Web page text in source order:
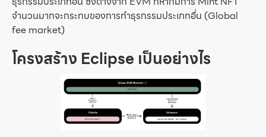
จำนวนมากจะกระทบของการทำธุรกรรมประเภทอื่น (Global
fee market)
โครงสร้าง Eclipse เป็นอย่างไร